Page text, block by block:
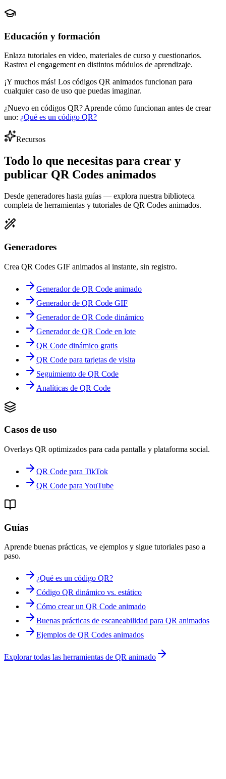
Educación y formación
Enlaza tutoriales en video, materiales de curso y cuestionarios.
Rastrea el engagement en distintos módulos de aprendizaje.
¡Y muchos más! Los códigos QR animados funcionan para
cualquier caso de uso que puedas imaginar.
¿Nuevo en códigos QR? Aprende cómo funcionan antes de crear
uno: ¿Qué es un código QR?
Recursos
Todo lo que necesitas para crear y
publicar QR Codes animados
Desde generadores hasta guías — explora nuestra biblioteca
completa de herramientas y tutoriales de QR Codes animados.
Generadores
Crea QR Codes GIF animados al instante, sin registro.
Generador de QR Code animado
Generador de QR Code GIF
Generador de QR Code dinámico
Generador de QR Code en lote
QR Code dinámico gratis
QR Code para tarjetas de visita
Seguimiento de QR Code
Analíticas de QR Code
Casos de uso
Overlays QR optimizados para cada pantalla y plataforma social.
QR Code para TikTok
QR Code para YouTube
Guías
Aprende buenas prácticas, ve ejemplos y sigue tutoriales paso a
paso.
¿Qué es un código QR?
Código QR dinámico vs. estático
Cómo crear un QR Code animado
Buenas prácticas de escaneabilidad para QR animados
Ejemplos de QR Codes animados
Explorar todas las herramientas de QR animado